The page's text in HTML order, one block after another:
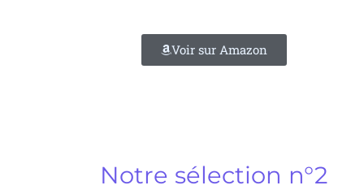
Voir sur Amazon
Notre sélection n°2